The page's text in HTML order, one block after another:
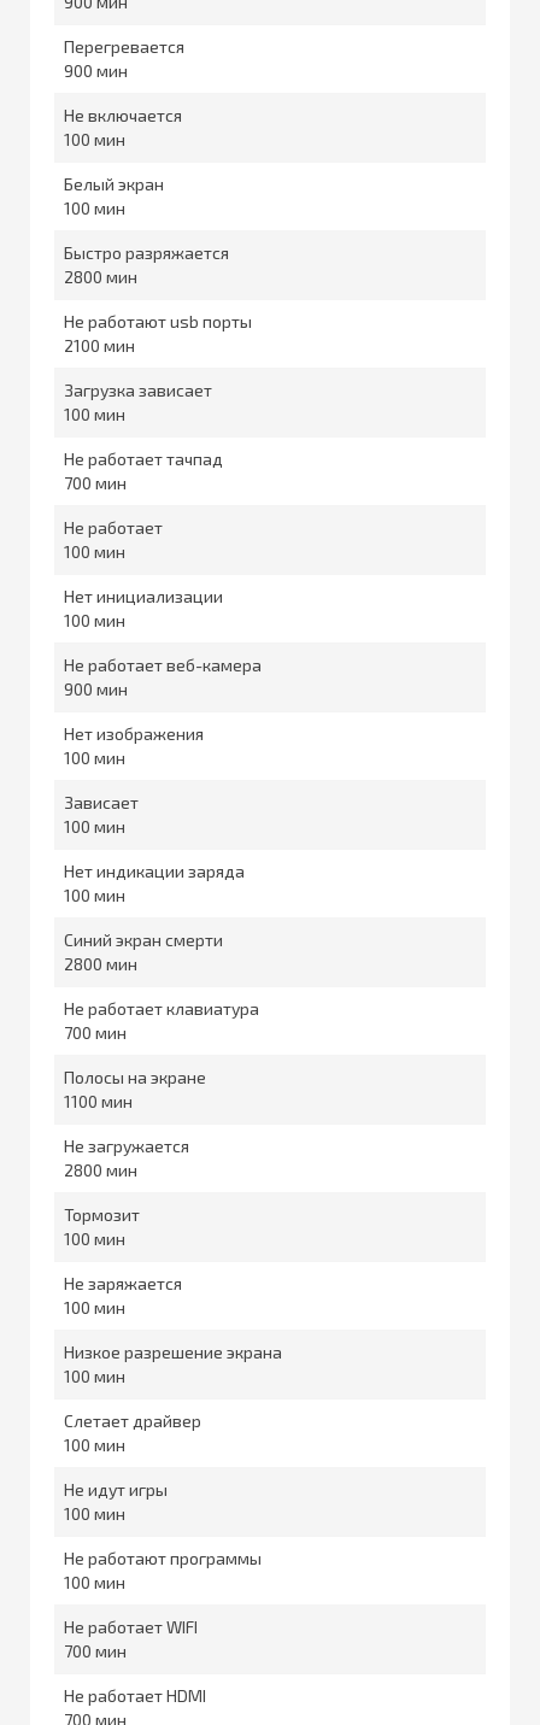
Перегревается
900
Не включается
100
Белый экран
100
Быстро разряжается
2800
Не работают usb порты
2100
Загрузка зависает
100
Не работает тачпад
700
Не работает
100
Нет инициализации
100
Не работает веб-камера
900
Нет изображения
100
Зависает
100
Нет индикации заряда
100
Синий экран смерти
2800
Не работает клавиатура
700
Полосы на экране
1100
Не загружается
2800
Тормозит
100
Не заряжается
100
Низкое разрешение экрана
100
Слетает драйвер
100
Не идут игры
100
Не работают программы
100
Не работает WIFI
700
Не работает HDMI
700